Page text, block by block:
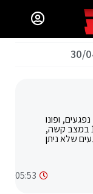
30/
מד"א בסיכום האסון במירון: טופלו 150 נפגעים, ופונו
לבתי החולים 6 נפגעים במצב אנוש, 18 במצב קשה,
שלא ניתן
05:53